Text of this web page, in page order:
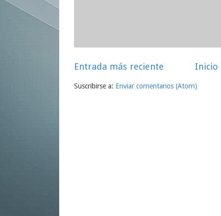
Entrada más reciente Inicio
Suscribirse a: Enviar comentarios (Atom)